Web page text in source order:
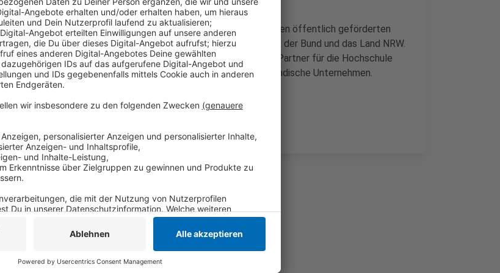
Die größte Summe mit rund 22 Millionen Euro stammt aus mehreren öffentlich geförderten
Projekten. Geldgeber waren unter anderem die Europäische Union, der Bund und das Land NRW.
Von privaten Partnern kamen mehr als 1 Millionen Euro. Wichtige Partner für die Hochschule
Niederrhein waren auch im vergangenen Jahr kleine und mittelständische Unternehmen.